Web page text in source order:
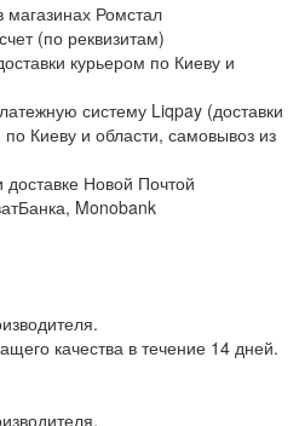
Ромстал
(по реквизитам)
курьером по Киеву и
систему Liqpay (доставки
Киеву и области, самовывоз из
Новой Почтой
Monobank
качества в течение 14 дней.